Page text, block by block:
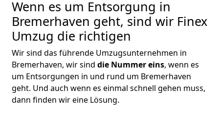
Wenn es um Entsorgung in
Bremer­haven geht, sind wir Finex
Umzug die richtigen
Wir sind das führende Umzugsunternehmen in
Bremer­haven, wir sind die Nummer eins, wenn es
um Entsorgungen in und rund um Bremer­haven
geht. Und auch wenn es einmal schnell gehen muss,
dann finden wir eine Lösung.